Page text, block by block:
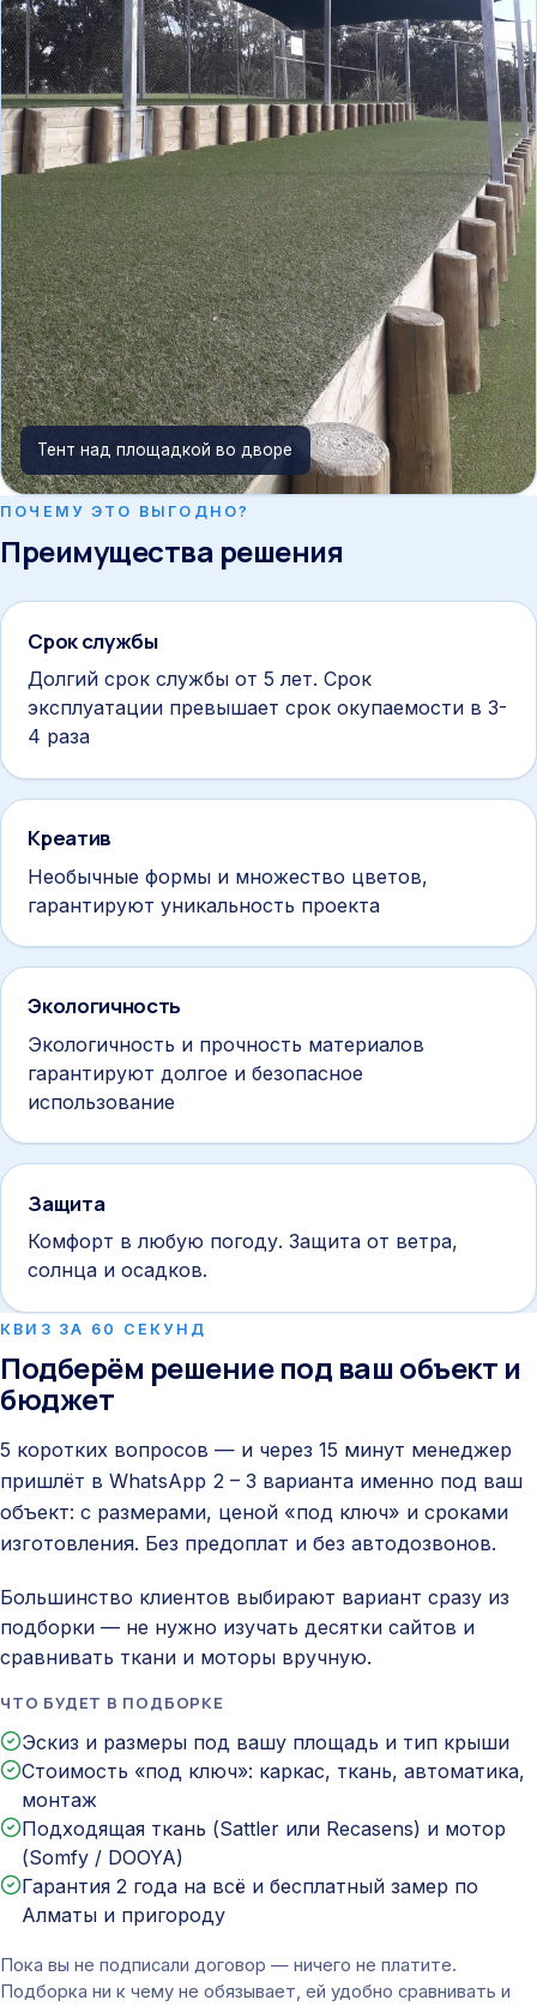
Тент над площадкой во дворе
ПОЧЕМУ ЭТО ВЫГОДНО?
Преимущества решения
Срок службы
Долгий срок службы от 5 лет. Срок
эксплуатации превышает срок окупаемости в 3-
4 раза
Креатив
Необычные формы и множество цветов,
гарантируют уникальность проекта
Экологичность
Экологичность и прочность материалов
гарантируют долгое и безопасное
использование
Защита
Комфорт в любую погоду. Защита от ветра,
солнца и осадков.
КВИЗ ЗА 60 СЕКУНД
Подберём решение под ваш объект и
бюджет
5 коротких вопросов — и через 15 минут менеджер
пришлёт в WhatsApp 2 – 3 варианта именно под ваш
объект: с размерами, ценой «под ключ» и сроками
изготовления. Без предоплат и без автодозвонов.
Большинство клиентов выбирают вариант сразу из
подборки — не нужно изучать десятки сайтов и
сравнивать ткани и моторы вручную.
ЧТО БУДЕТ В ПОДБОРКЕ
Эскиз и размеры под вашу площадь и тип крыши
Стоимость «под ключ»: каркас, ткань, автоматика,
монтаж
Подходящая ткань (Sattler или Recasens) и мотор
(Somfy / DOOYA)
Гарантия 2 года на всё и бесплатный замер по
Алматы и пригороду
Пока вы не подписали договор — ничего не платите.
Подборка ни к чему не обязывает, ей удобно сравнивать и